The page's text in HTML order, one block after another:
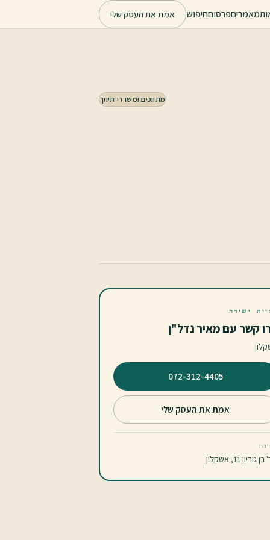
מאמריםפרסוםחיפוש אמת את העסק שלי
מתווכים ומשרדי תיווך
ישירה
קשר עם מאיר נדל"ן
⁦072-312-4405⁩
אמת את העסק שלי
גוריון 11, אשקלון